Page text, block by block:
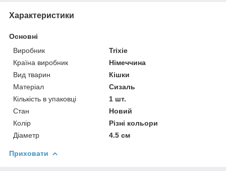
Характеристики
Основні
Виробник
Trixie
Країна виробник
Німеччина
Вид тварин
Кішки
Матеріал
Сизаль
Кількість в упаковці
1 шт.
Стан
Новий
Колір
Різні кольори
Діаметр
4.5 см
Приховати